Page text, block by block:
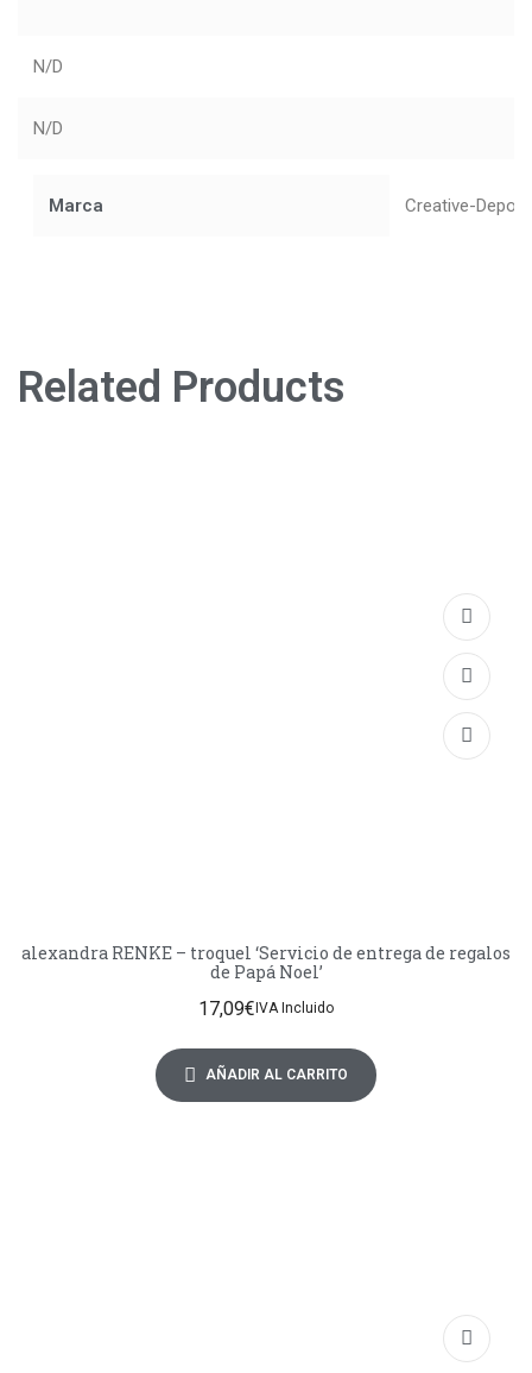
N/D
N/D
Marca Creative-Depot
Related Products
alexandra RENKE – troquel ‘Servicio de entrega de regalos
de Papá Noel’
17,09€ IVA Incluido
AÑADIR AL CARRITO